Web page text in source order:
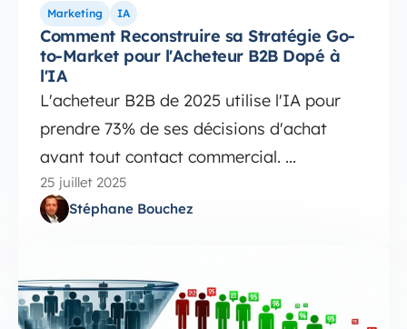
Marketing IA
Comment Reconstruire sa Stratégie Go-
to-Market pour l'Acheteur B2B Dopé à
l'IA
L'acheteur B2B de 2025 utilise l'IA pour
prendre 73% de ses décisions d'achat
avant tout contact commercial. ...
25 juillet 2025
Stéphane Bouchez